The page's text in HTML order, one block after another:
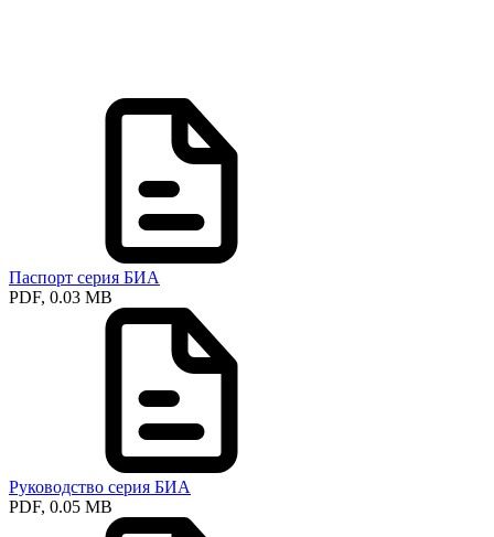
Паспорт серия БИА
PDF, 0.03 MB
Руководство серия БИА
PDF, 0.05 MB